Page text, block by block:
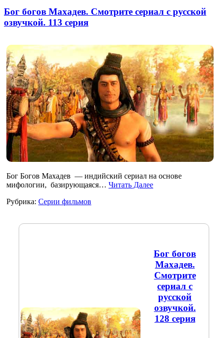
Бог богов Махадев. Смотрите сериал с русской
озвучкой. 113 серия
Бог Богов Махадев — индийский сериал на основе
мифологии, базирующаяся… Читать Далее
Рубрика: Серии фильмов
Бог богов
Махадев.
Смотрите
сериал с
русской
озвучкой.
128 серия